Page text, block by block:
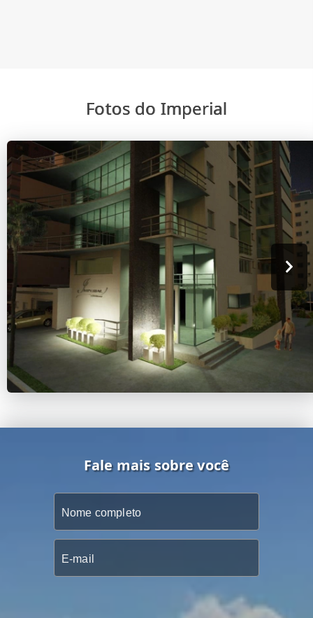
Fotos do Imperial
Fale mais sobre você